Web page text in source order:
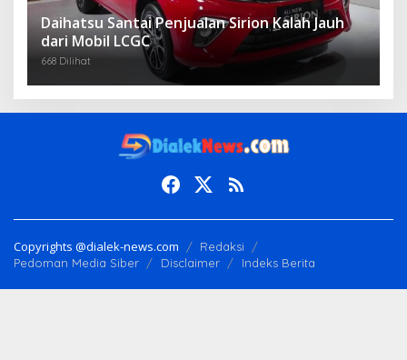
Daihatsu Santai Penjualan Sirion Kalah Jauh
dari Mobil LCGC
668 Dilihat
Copyrights @dialek-news.com
Redaksi
Pedoman Media Siber
Disclaimer Indeks Berita